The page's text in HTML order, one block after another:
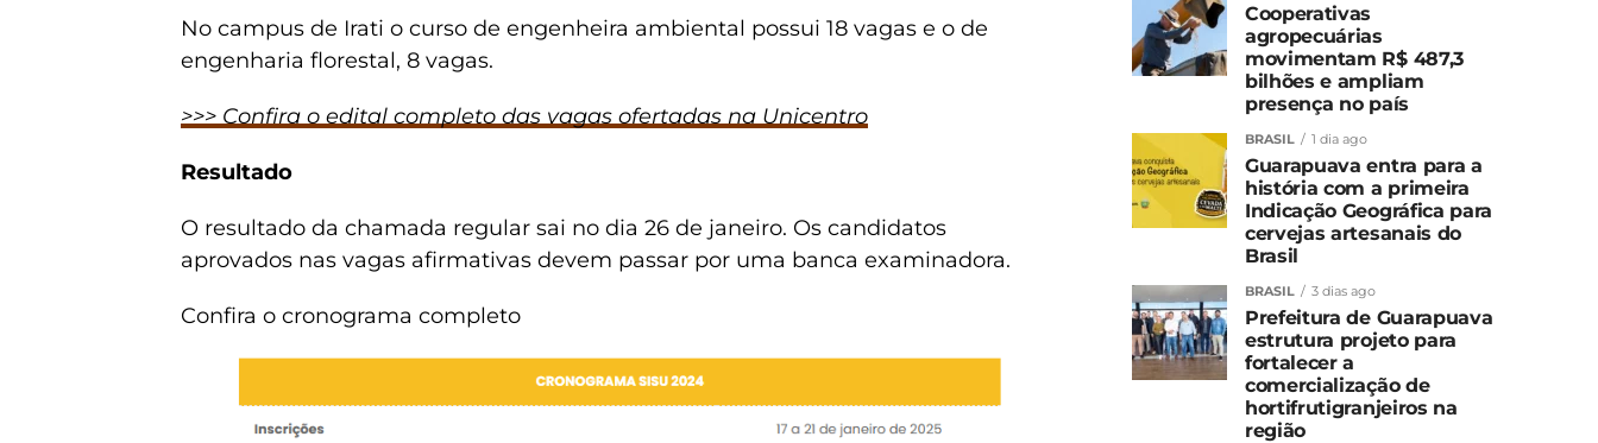
No campus de Irati o curso de engenheira ambiental possui 18 vagas e o de
engenharia florestal, 8 vagas.
>>> Confira o edital completo das vagas ofertadas na Unicentro
Resultado
O resultado da chamada regular sai no dia 26 de janeiro. Os candidatos
aprovados nas vagas afirmativas devem passar por uma banca examinadora.
Confira o cronograma completo
Cooperativas
agropecuárias
movimentam R$ 487,3
bilhões e ampliam
presença no país
BRASIL 1 dia ago
Guarapuava entra para a
história com a primeira
Indicação Geográfica para
cervejas artesanais do
Brasil
BRASIL 3 dias ago
Prefeitura de Guarapuava
estrutura projeto para
fortalecer a
comercialização de
hortifrutigranjeiros na
região